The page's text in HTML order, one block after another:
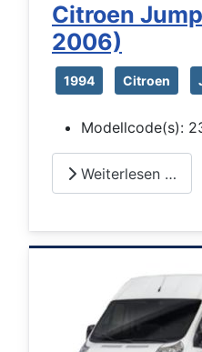
Citroen
2006)
1994 Citroen
Modellcode(s):
Weiterlesen …